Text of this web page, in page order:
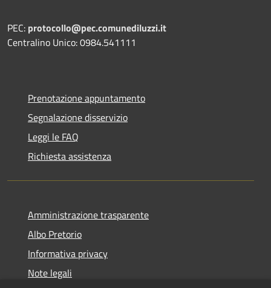
PEC: protocollo@pec.comunediluzzi.it
Centralino Unico: 0984.541111
Prenotazione appuntamento
Segnalazione disservizio
Leggi le FAQ
Richiesta assistenza
Amministrazione trasparente
Albo Pretorio
Informativa privacy
Note legali